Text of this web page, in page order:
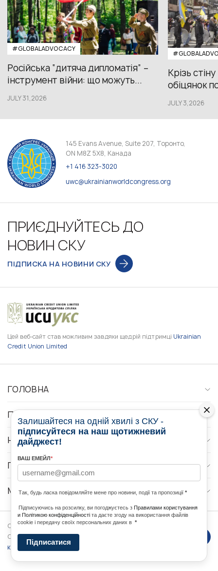
#GLOBALADVOCACY
Російська “дитяча дипломатія” –
інструмент війни: що можуть...
JULY 31,2026
Крізь
обіцянок
JULY 3,2026
145 Evans Avenue, Suite 207, Торонто,
ON M8Z 5X8, Канада
+1 416 323-3020
uwc@ukrainianworldcongress.org
ПРИЄДНУЙТЕСЬ ДО
НОВИН СКУ
ПІДПИСКА НА НОВИНИ СКУ
Цей веб-сайт став можливим завдяки щедрій підтримці Ukrainian
Credit Union Limited
ГОЛОВНА
ПРО НАС
НОВИНИ
ПРОГРАМИ
МЕДІА КОНТАКТИ
Copyright © 2026 Ukrainian World
Congress. Powered byDForce
конфеденційності
Залишайтеся на одній хвилі з СКУ -
підписуйтеся на наш щотижневий
дайджест!
ВАШ ЕМЕЙЛ*
Так, будь ласка повідомляйте мене про новини, події та пропозиції *
Підписуючись на розсилку, ви погоджуєтесь з Правилами користування
и Політикою конфіденційності та даєте згоду на використання файлів
cookie і передачу своїх персональних даних в *
Підписатися